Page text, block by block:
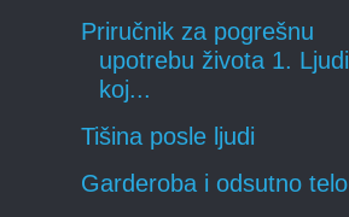
Priručnik za pogrešnu
upotrebu života 1. Ljudi
koj...
Tišina posle ljudi
Garderoba i odsutno telo